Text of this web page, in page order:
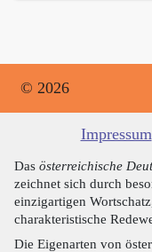
© 2026
Impressum
Das österreichische
zeichnet sich durch
einzigartigen
charakteristische
Die Eigenarten von